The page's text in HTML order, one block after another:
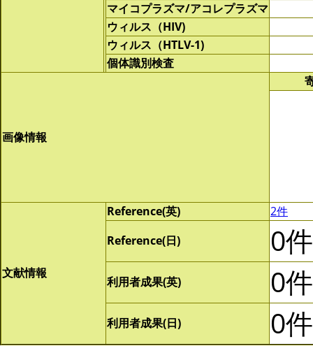
マイコプラズマ/アコレプラズマ
ウィルス（HIV)
ウィルス（HTLV-1)
個体識別検査
画像情報
文献情報
Reference(英)
2件
Reference(日)
0件
利用者成果(英) 0件
利用者成果(日) 0件